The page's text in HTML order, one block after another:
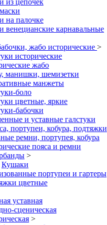
из цепочек
на палочке
венецианские карнавальные
жабо исторические >
исторические
жабо
манишки, шемизетки
манжеты
боло
цветные, яркие
бабочки
и уставные галстуки
портупеи, кобура, подтяжки
ремни, портупея, кобура
пояса и ремни
>
Кушаки
портупеи и гартеры
цветные
уставная
сценическая
>